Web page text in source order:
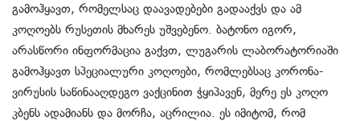
გამოჰყავთ, რომელსაც დაავადებები გადააქვს და ამ
კოღოებს რუსეთის მხარეს უშვებენო. ბატონო იგორ,
არასწორი ინფორმაცია გაქვთ, ლუგარის ლაბორატორიაში
გამოჰყავთ სპეციალური კოღოები, რომლებსაც კორონა-
ვირუსის საწინააღდეგო ვაქცინით ჭყიპავენ, მერე ეს კოღო
კბენს ადამიანს და მორჩა, აცრილია. ეს იმიტომ, რომ